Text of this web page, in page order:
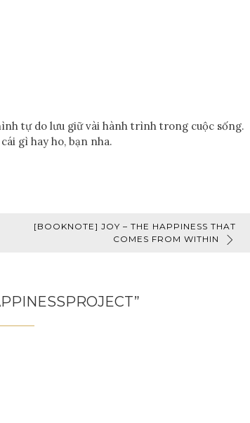
tự do lưu giữ vài hành trình trong cuộc sống.
gì hay ho, bạn nha.
[BOOKNOTE] JOY – THE HAPPINESS THAT
COMES FROM WITHIN
”